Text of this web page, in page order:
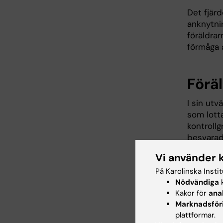
Det
förmåga
I sin
som
hälften
alla
Vi använder
På Karolinska
Nödvändiga
Kakor för
plattformar.